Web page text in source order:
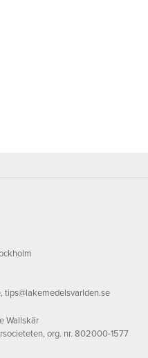
,tips@lakemedelsvarlden.se
Wallskär
org. nr. 802000-1577